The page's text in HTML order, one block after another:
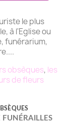
le plus
à l'Eglise ou
funérarium,
obsèques, les
de fleurs
FUNÉRAILLES